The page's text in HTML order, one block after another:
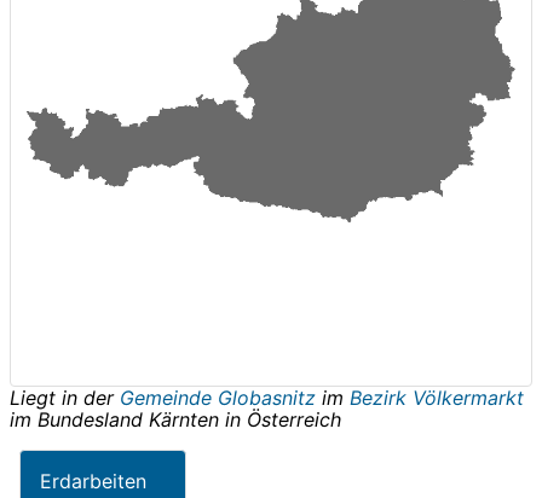
Liegt in der Gemeinde Globasnitz im Bezirk Völkermarkt
im Bundesland Kärnten in Österreich
Erdarbeiten